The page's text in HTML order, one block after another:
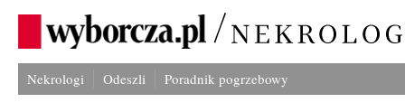
Nekrologi Odeszli Poradnik pogrzebowy